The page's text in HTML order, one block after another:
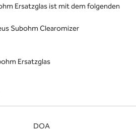
Ersatzglas ist mit dem folgenden
Subohm Clearomizer
Ersatzglas
DOA